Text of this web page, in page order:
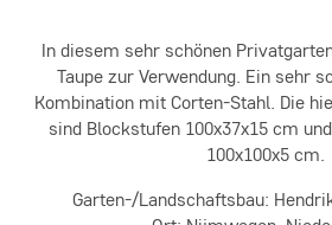
In diesem sehr schönen
Taupe zur Verwendung. Ein sehr
Kombination mit Corten-Stahl. Die
sind Blockstufen 100x37x15 cm
100x100x5 cm.
Garten-/Landschaftsbau: